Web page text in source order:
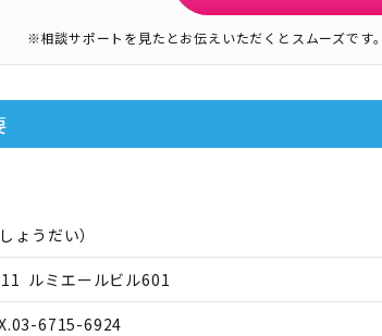
※相談サポートを見たとお伝えいただくとスムーズです。
ょうだい）
ルミエールビル601
03-6715-6924